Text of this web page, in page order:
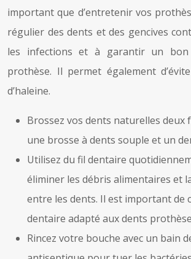
important que d’entretenir vos
régulier des dents et des gencives
les infections et à garantir un
prothèse. Il permet également
d’haleine.
Brossez vos dents naturelles deux
une brosse à dents souple et un
Utilisez du fil dentaire
éliminer les débris alimentaires et
entre les dents. Il est important de
dentaire adapté aux dents
Rincez votre bouche avec un bain